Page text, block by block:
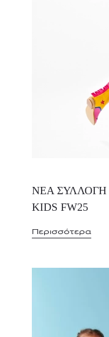
ΝΕΑ ΣΥΛΛΟΓΗ
KIDS FW25
Περισσότερα